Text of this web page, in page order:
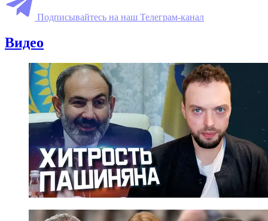
Подписывайтесь на наш Телеграм-канал
Видео